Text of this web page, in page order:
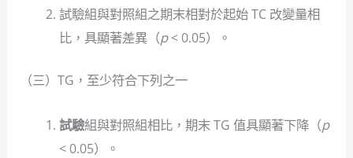
試驗組與對照組之期末相對於起始 TC 改變量相
比，具顯著差異（p< 0.05）。
（三）TG，至少符合下列之一
試驗組與對照組相比，期末 TG 值具顯著下降（p
< 0.05）。